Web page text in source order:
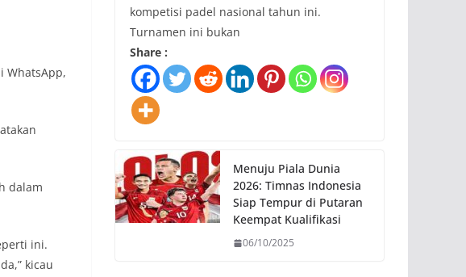
WhatsApp,
dalam
ini.
kicau
kompetisi padel nasional tahun ini.
Turnamen ini bukan
Share :
Menuju Piala Dunia
2026: Timnas Indonesia
Siap Tempur di Putaran
Keempat Kualifikasi
06/10/2025